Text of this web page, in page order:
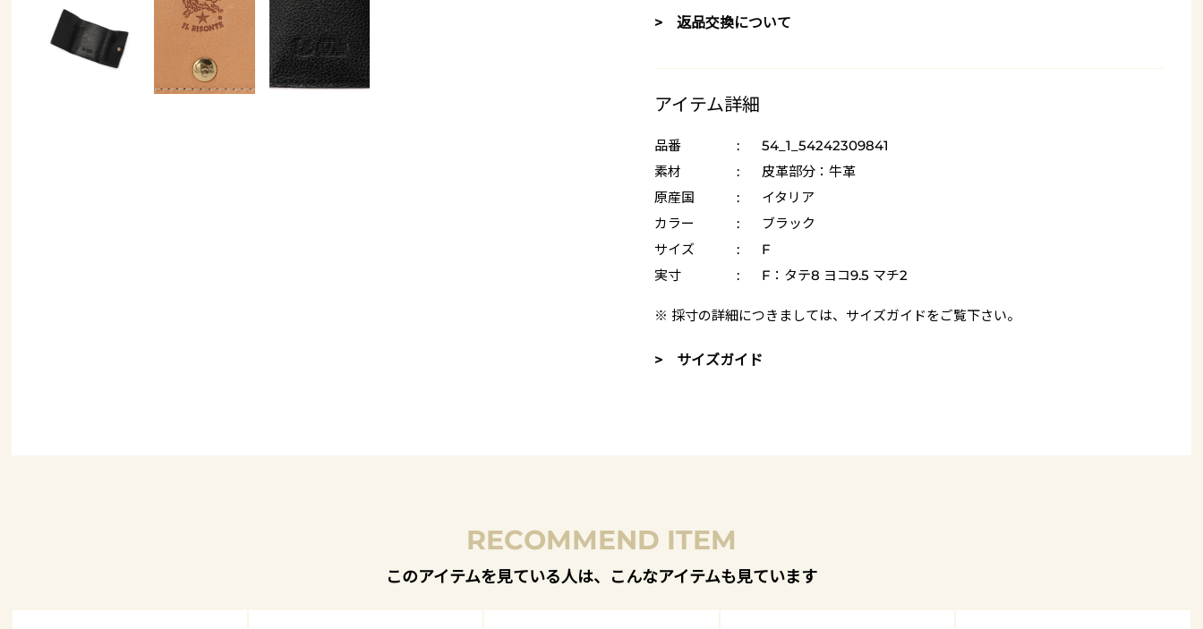
> 返品交換について
アイテム詳細
品番 :
54_1_54242309841
素材
:
皮革部分：牛革
原産国
:
イタリア
カラー
:
ブラック
サイズ
:
F
実寸
: F：タテ8 ヨコ9.5 マチ2
※ 採寸の詳細につきましては、 サイズガイドをご覧下さい。
> サイズガイド
RECOMMEND ITEM
このアイテムを見ている人は、こんなアイテムも見ています